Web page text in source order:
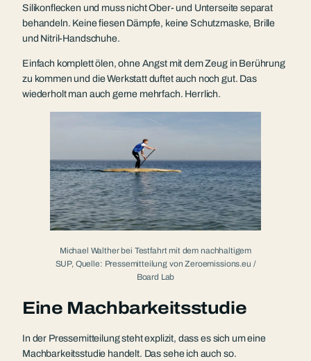
Silikonflecken und muss nicht Ober- und Unterseite separat
behandeln. Keine fiesen Dämpfe, keine Schutzmaske, Brille
und Nitril-Handschuhe.
Einfach komplett ölen, ohne Angst mit dem Zeug in Berührung
zu kommen und die Werkstatt duftet auch noch gut. Das
wiederholt man auch gerne mehrfach. Herrlich.
Michael Walther bei Testfahrt mit dem nachhaltigem
SUP, Quelle: Pressemitteilung von Zeroemissions.eu /
Board Lab
Eine Machbarkeitsstudie
In der Pressemitteilung steht explizit, dass es sich um eine
Machbarkeitsstudie handelt. Das sehe ich auch so.